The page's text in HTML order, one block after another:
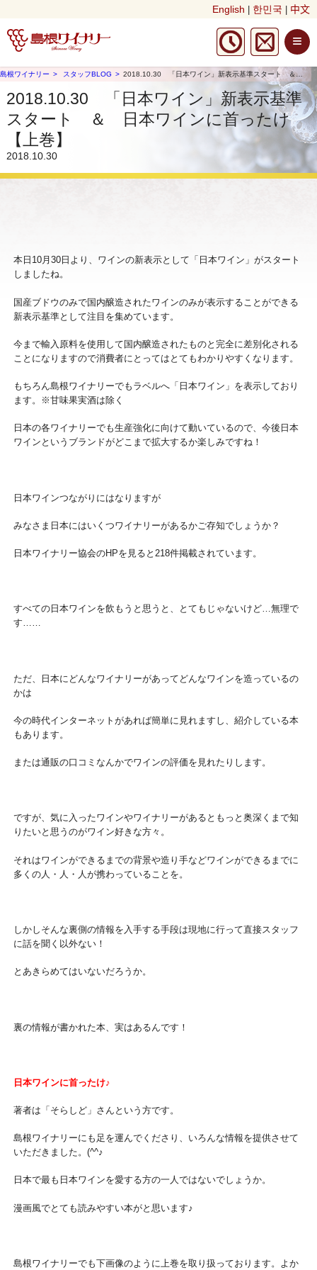
English 한민국 中文
≡
島根ワイナリー スタッフBLOG 2018.10.30 「日本ワイン」新表示基準スタート ＆ 日本ワインに首ったけ【上巻】
2018.10.30 「日本ワイン」新表示基準
スタート ＆ 日本ワインに首ったけ
【上巻】
2018.10.30
本日10月30日より、ワインの新表示として「日本ワイン」がスタート
しましたね。
国産ブドウのみで国内醸造されたワインのみが表示することができる
新表示基準として注目を集めています。
今まで輸入原料を使用して国内醸造されたものと完全に差別化される
ことになりますので消費者にとってはとてもわかりやすくなります。
もちろん島根ワイナリーでもラベルへ「日本ワイン」を表示しており
ます。※甘味果実酒は除く
日本の各ワイナリーでも生産強化に向けて動いているので、今後日本
ワインというブランドがどこまで拡大するか楽しみですね！
日本ワインつながりにはなりますが
みなさま日本にはいくつワイナリーがあるかご存知でしょうか？
日本ワイナリー協会のHPを見ると218件掲載されています。
すべての日本ワインを飲もうと思うと、とてもじゃないけど…無理で
す……
ただ、日本にどんなワイナリーがあってどんなワインを造っているの
かは
今の時代インターネットがあれば簡単に見れますし、紹介している本
もあります。
または通販の口コミなんかでワインの評価を見れたりします。
ですが、気に入ったワインやワイナリーがあるともっと奥深くまで知
りたいと思うのがワイン好きな方々。
それはワインができるまでの背景や造り手などワインができるまでに
多くの人・人・人が携わっていることを。
しかしそんな裏側の情報を入手する手段は現地に行って直接スタッフ
に話を聞く以外ない！
とあきらめてはいないだろうか。
裏の情報が書かれた本、実はあるんです！
日本ワインに首ったけ♪
著者は「そらしど」さんという方です。
島根ワイナリーにも足を運んでくださり、いろんな情報を提供させて
いただきました。(^^♪
日本で最も日本ワインを愛する方の一人ではないでしょうか。
漫画風でとても読みやすい本がと思います♪
島根ワイナリーでも下画像のように上巻を取り扱っております。よか